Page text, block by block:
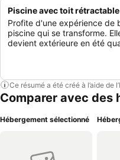
Piscine avec toit rétractable
Profite d'une expérience de
piscine qui se transforme.
devient extérieure en été
Ce résumé a été créé à l’aide de
Comparer avec des
Hébergement sélectionné